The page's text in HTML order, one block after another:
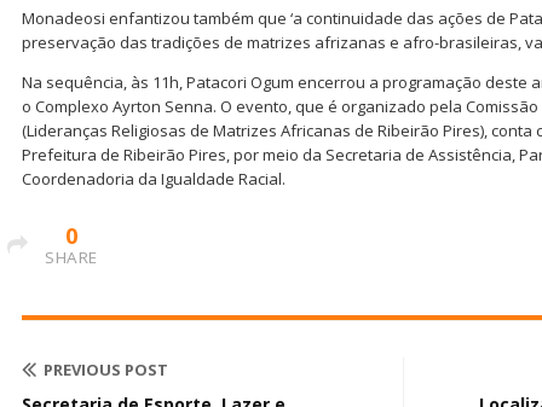
Monadeosi enfantizou também que ‘a continuidade das ações de
preservação das tradições de matrizes afrizanas e afro-brasileiras,
Na sequência, às 11h, Patacori Ogum encerrou a programação deste
o Complexo Ayrton Senna. O evento, que é organizado pela Comissão
(Lideranças Religiosas de Matrizes Africanas de Ribeirão Pires), conta
Prefeitura de Ribeirão Pires, por meio da Secretaria de Assistência,
Coordenadoria da Igualdade Racial.
0
SHARE
PREVIOUS POST